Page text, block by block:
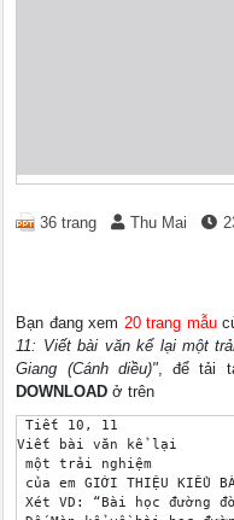
36 trang Thu Mai
Bạn đang xem 20 trang mẫu
11: Viết bài văn kể lại một
Giang (Cánh diều)", để tải
DOWNLOAD ở trên
Tiết 10, 11
Viết bài văn kể lại
một trải nghiệm
của em GIỚI THIỆU KIỂU
Xét VD: “Bài học đường